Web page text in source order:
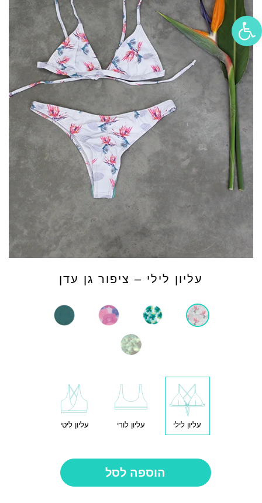
עליון לילי – ציפור גן עדן
עליון לילי עליון לורי עליון ליטי
הוספה לסל
פתח סרגל נגישות